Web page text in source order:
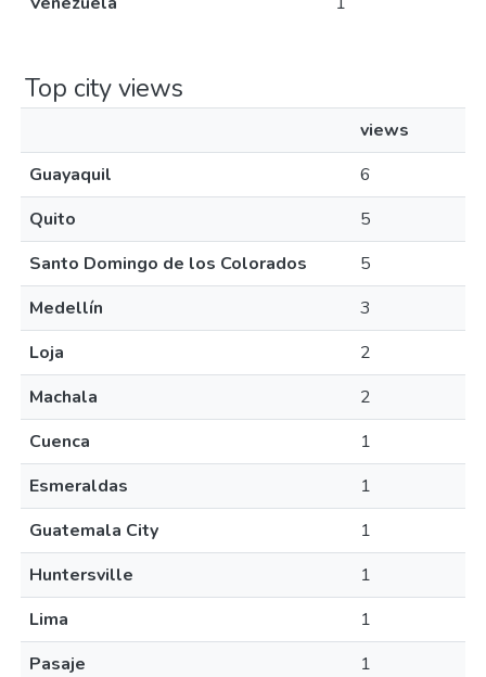
Top city views
views
Guayaquil
6
Quito
5
Santo Domingo de los Colorados
5
Medellín
3
Loja
2
Machala
2
Cuenca
1
Esmeraldas
1
Guatemala City
1
Huntersville
1
Lima
1
Pasaje
1